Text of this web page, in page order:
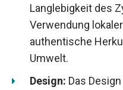
Langlebigkeit des
Verwendung
authentische
Umwelt.
Design: Das